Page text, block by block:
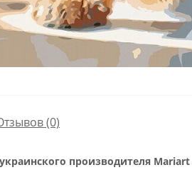
(0)
производителя Mariart